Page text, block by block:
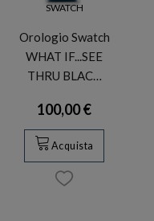
SWATCH
Orologio Swatch
WHAT IF...SEE
THRU BLAC…
100,00 €
Acquista